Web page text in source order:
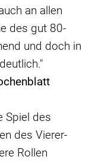
an allen
des gut 80-
und doch in
Spiel des
des Vierer-
Rollen